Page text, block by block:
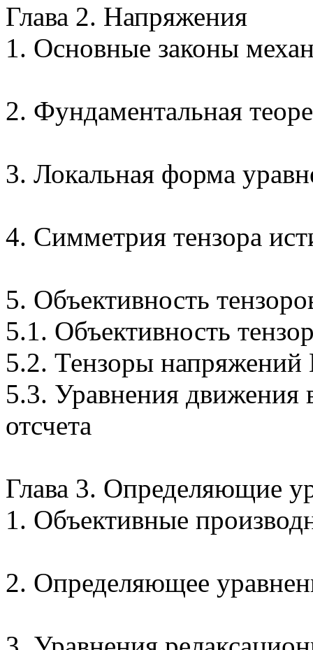
Глава 2. Напряжения
1. Основные законы
2. Фундаментальная
3. Локальная форма
4. Симметрия тензора
5. Объективность
5.1. Объективность
5.2. Тензоры напряжений
5.3. Уравнения движения
отсчета
Глава 3. Определяющие
1. Объективные
2. Определяющее